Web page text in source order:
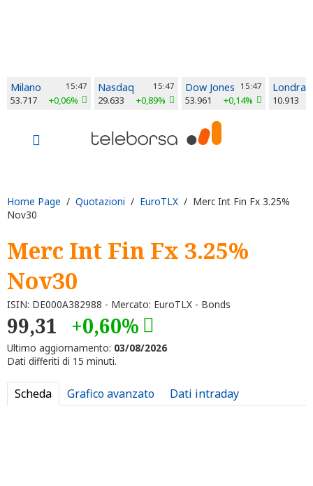
Milano 15:47
53.717 +0,06%
Nasdaq 15:47
29.633 +0,89%
Dow Jones 15:47
53.961 +0,14%
Londra
10.913
Home Page / Quotazioni / EuroTLX / Merc Int Fin Fx 3.25%
Nov30
Merc Int Fin Fx 3.25%
Nov30
ISIN: DE000A382988 - Mercato: EuroTLX - Bonds
99,31 +0,60%
Ultimo aggiornamento: 03/08/2026
Dati differiti di 15 minuti.
Scheda Grafico avanzato Dati intraday